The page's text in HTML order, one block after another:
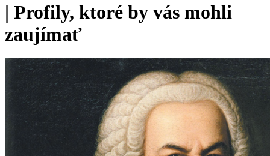
| Profily, ktoré by vás mohli
zaujímať